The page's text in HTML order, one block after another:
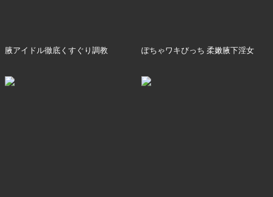
腋アイドル徹底くすぐり調教 ぽちゃワキびっち 柔嫩腋下淫女